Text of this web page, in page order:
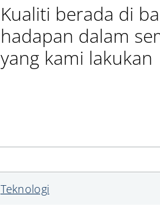
Kualiti berada di
hadapan dalam
yang kami lakukan
Teknologi